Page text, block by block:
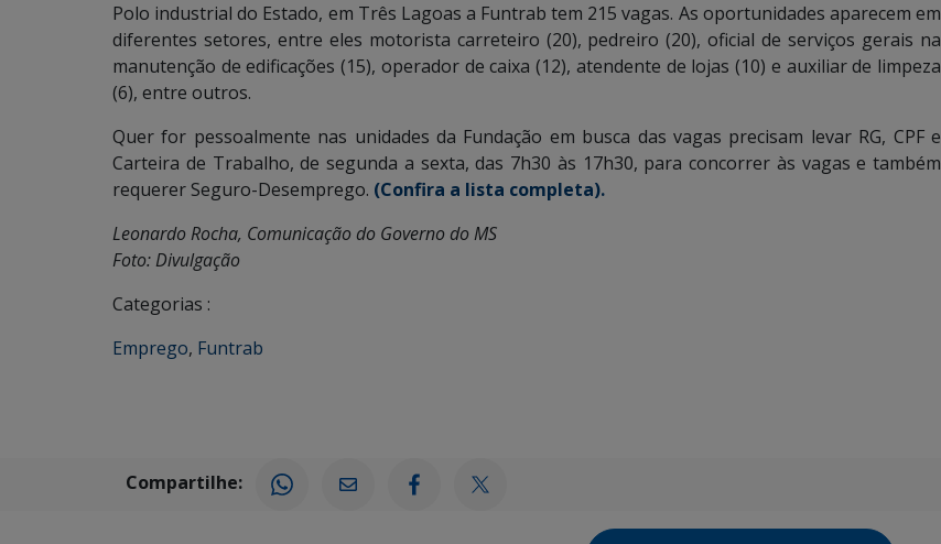
Polo industrial do Estado, em Três Lagoas a Funtrab tem 215 vagas. As oportunidades aparecem em
diferentes setores, entre eles motorista carreteiro (20), pedreiro (20), oficial de serviços gerais na
manutenção de edificações (15), operador de caixa (12), atendente de lojas (10) e auxiliar de limpeza
(6), entre outros.
Quer for pessoalmente nas unidades da Fundação em busca das vagas precisam levar RG, CPF e
Carteira de Trabalho, de segunda a sexta, das 7h30 às 17h30, para concorrer às vagas e também
requerer Seguro-Desemprego. (Confira a lista completa).
Leonardo Rocha, Comunicação do Governo do MS
Foto: Divulgação
Categorias :
Emprego, Funtrab
Compartilhe: